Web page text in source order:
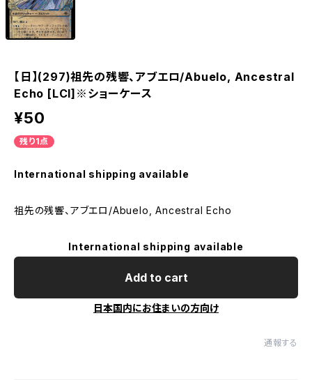
【日】(297)祖先の残響、アブエロ/Abuelo, Ancestral
Echo [LCI]※ショーケース
¥50
残り1点
International shipping available
祖先の残響、アブエロ/Abuelo, Ancestral Echo
International shipping available
Add to cart
日本国内にお住まいの方向け
通報する